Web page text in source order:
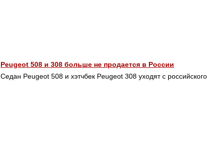
Peugeot 508 и 308 больше не продается в России
Седан Peugeot 508 и хэтчбек Peugeot 308 уходят с